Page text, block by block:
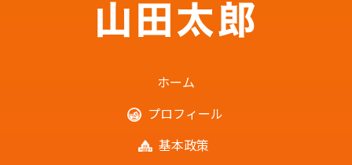
ホーム
プロフィール
基本政策